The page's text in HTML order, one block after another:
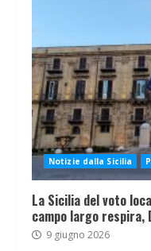
Notizie dalla Sicilia
La Sicilia del voto
campo largo respira,
9 giugno 2026